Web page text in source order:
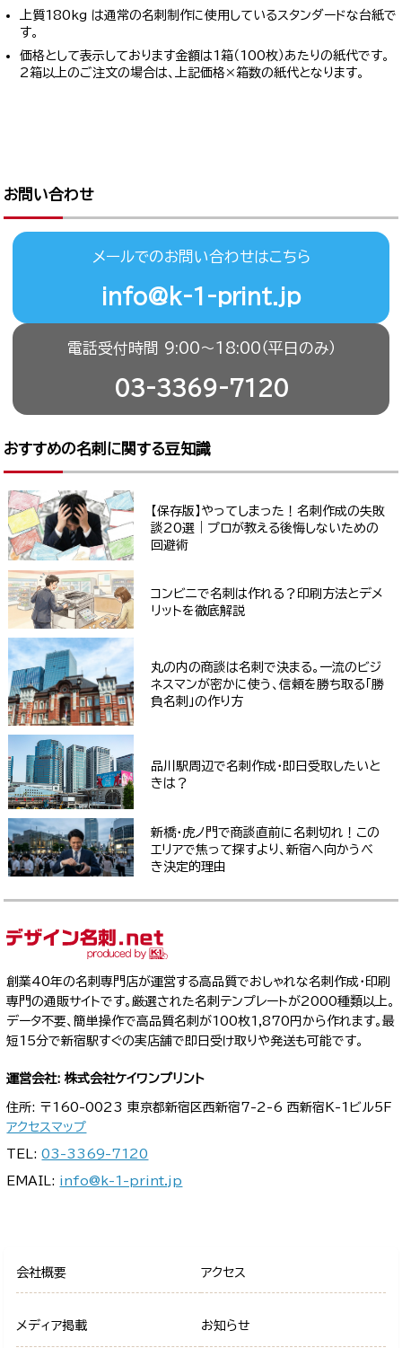
上質180kg は通常の名刺制作に使用しているスタンダードな台紙で
す。
価格として表示しております金額は1箱（100枚）あたりの紙代です。
2箱以上のご注文の場合は、上記価格×箱数の紙代となります。
お問い合わせ
メールでのお問い合わせはこちら
info@k-1-print.jp
電話受付時間 9:00〜18:00（平日のみ）
03-3369-7120
おすすめの名刺に関する豆知識
【保存版】やってしまった！名刺作成の失敗
談20選｜プロが教える後悔しないための
回避術
コンビニで名刺は作れる？印刷方法とデメ
リットを徹底解説
丸の内の商談は名刺で決まる。一流のビジ
ネスマンが密かに使う、信頼を勝ち取る「勝
負名刺」の作り方
品川駅周辺で名刺作成・即日受取したいと
きは？
新橋・虎ノ門で商談直前に名刺切れ！この
エリアで焦って探すより、新宿へ向かうべ
き決定的理由
創業40年の名刺専門店が運営する高品質でおしゃれな名刺作成・印刷
専門の通販サイトです。厳選された名刺テンプレートが2000種類以上。
データ不要、簡単操作で高品質名刺が100枚1,870円から作れます。最
短15分で新宿駅すぐの実店舗で即日受け取りや発送も可能です。
運営会社: 株式会社ケイワンプリント
住所: 〒160-0023 東京都新宿区西新宿7-2-6 西新宿K-1ビル5F
アクセスマップ
TEL:03-3369-7120
EMAIL: info@k-1-print.jp
会社概要 アクセス
メディア掲載 お知らせ